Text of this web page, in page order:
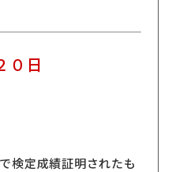
０日
検定成績証明されたも